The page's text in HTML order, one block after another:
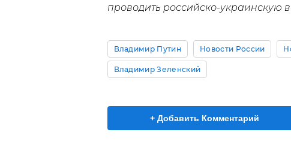
проводить российско-украинскую
Владимир Путин Новости России
Владимир Зеленский
+ Добавить Комментарий